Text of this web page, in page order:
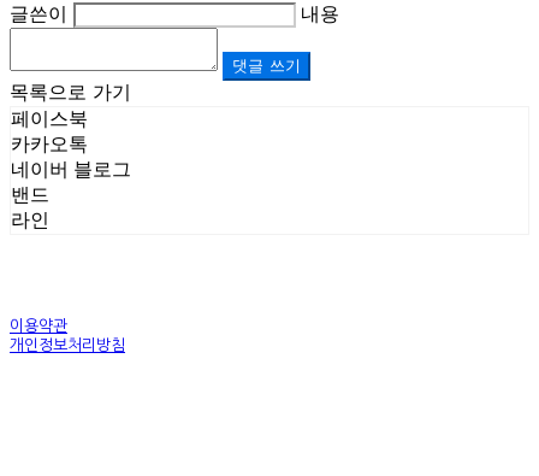
글쓴이
내용
댓글 쓰기
목록으로 가기
페이스북
카카오톡
네이버 블로그
밴드
라인
이용약관
개인정보처리방침